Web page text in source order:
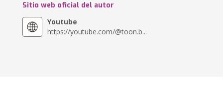
Sitio web oficial del autor
Youtube
https://youtube.com/@toon.b...